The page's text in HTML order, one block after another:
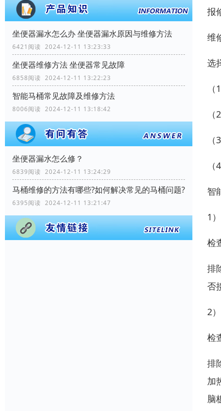
坐便器漏水怎么办 坐便器漏水原因与维修方法
6421阅读 2024-12-11 13:23:33
坐便器维修方法 坐便器常见故障
6858阅读 2024-12-11 13:22:23
智能马桶常见故障及维修方法
8006阅读 2024-12-11 13:18:42
坐便器漏水怎么修？
6839阅读 2024-12-11 13:24:29
马桶维修的方法有哪些?如何解决常见的马桶问题?
6395阅读 2024-12-11 13:21:47
报
维
选
智
1
检
排
否
2
检
排
加
脑